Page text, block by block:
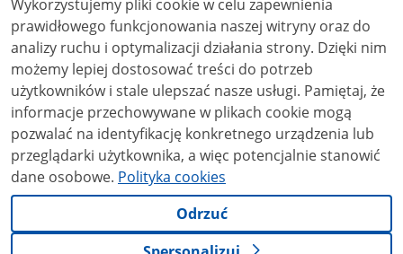
niekomercyjne - bez utworów zależnych 4.0 (CC BY-
NC-ND 4.0), o ile nie jest to stwierdzone inaczej.
Wykorzystujemy pliki cookie w celu zapewnienia
prawidłowego funkcjonowania naszej witryny oraz do
analizy ruchu i optymalizacji działania strony. Dzięki nim
możemy lepiej dostosować treści do potrzeb
użytkowników i stale ulepszać nasze usługi. Pamiętaj, że
informacje przechowywane w plikach cookie mogą
pozwalać na identyfikację konkretnego urządzenia lub
przeglądarki użytkownika, a więc potencjalnie stanowić
dane osobowe. Polityka cookies
Odrzuć